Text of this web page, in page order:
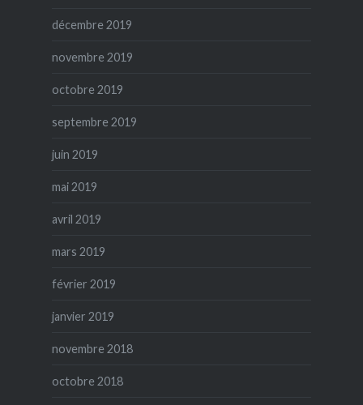
décembre 2019
novembre 2019
octobre 2019
septembre 2019
juin 2019
mai 2019
avril 2019
mars 2019
février 2019
janvier 2019
novembre 2018
octobre 2018